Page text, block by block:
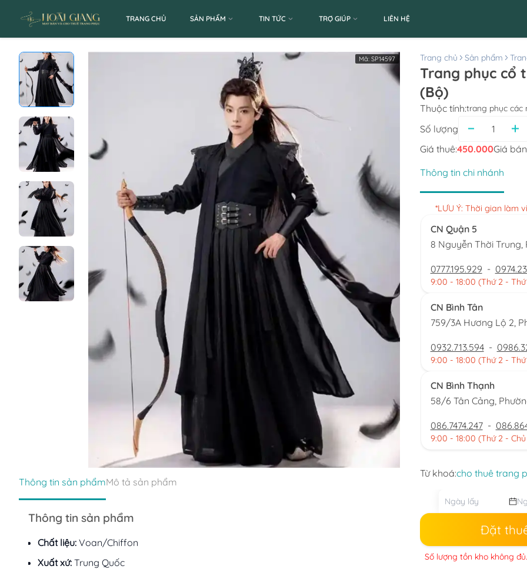
TRANG CHỦ SẢN PHẨM TIN TỨC TRỢ GIÚP LIÊN HỆ
Mã: SP14597
Thông tin sản phẩmMô tả sản phẩm
Thông tin sản phẩm
Chất liệu: Voan/Chiffon
Xuất xứ: Trung Quốc
Trang chủ Sản phẩm
Trang phục cổ trang nam kiếm hiệp tiên hiệp đen
(Bộ)
Thuộc tính:trang phục các
Số lượng
Giá thuê:450.000Giá
Thông tin chi nhánh
*LƯU Ý: Thời gian làm
CN Quận 5
8 Nguyễn Thời Trung,
0777.195.929 -
9:00 - 18:00 (Thứ 2 - Thứ
CN Bình Tân
759/3A Hương Lộ 2,
0932.713.594 -
9:00 - 18:00 (Thứ 2 - Thứ
CN Bình Thạnh
58/6 Tân Cảng,
086.7474.247 -
9:00 - 18:00 (Thứ 2 -
Từ khoá:cho thuê trang
Đặt
Số lượng tồn kho không đủ.